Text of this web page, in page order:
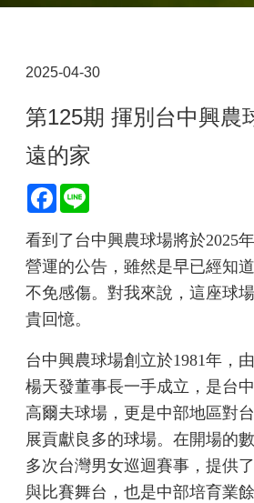
2025-04-30
第125期 揮別台中興農
遠的家
Facebook
看到了台中興農球場將於2025
營運的公告，雖然是早已經知
不免感傷。對我來說，這座球
貴回憶。
台中興農球場創立於1981年，
楊天發董事長一手成立，是台
高爾夫球場，更是中部地區對
展貢獻良多的球場。在開場的
多次台灣男女巡迴賽事，提供
與比賽舞台，也是中部培育業